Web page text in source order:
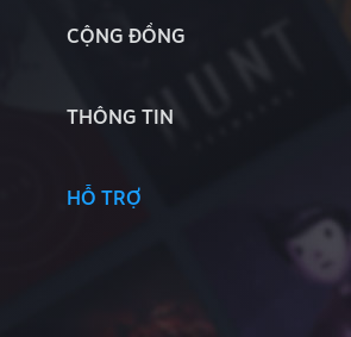
CỘNG ĐỒNG
THÔNG TIN
HỖ TRỢ